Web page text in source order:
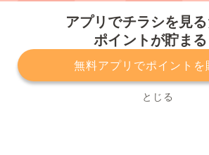
アプリでチラシを見
ポイントが貯まる
無料アプリでポイントを
とじる
プライバシーポリシー 利用規約
サービスに関してのお問い合わせ